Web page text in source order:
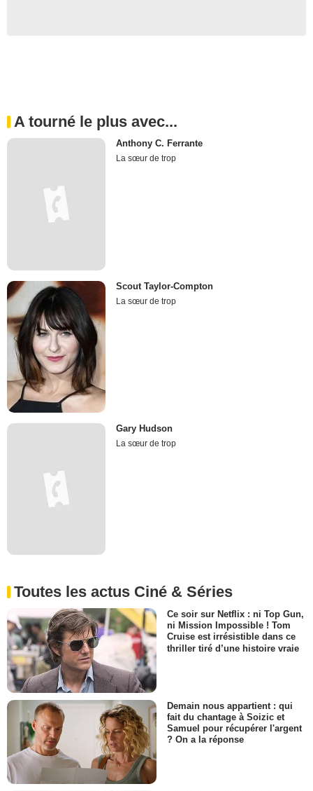
A tourné le plus avec...
Anthony C. Ferrante
La sœur de trop
Scout Taylor-Compton
La sœur de trop
Gary Hudson
La sœur de trop
Toutes les actus Ciné & Séries
Ce soir sur Netflix : ni Top Gun,
ni Mission Impossible ! Tom
Cruise est irrésistible dans ce
thriller tiré d’une histoire vraie
Demain nous appartient : qui
fait du chantage à Soizic et
Samuel pour récupérer l'argent
? On a la réponse